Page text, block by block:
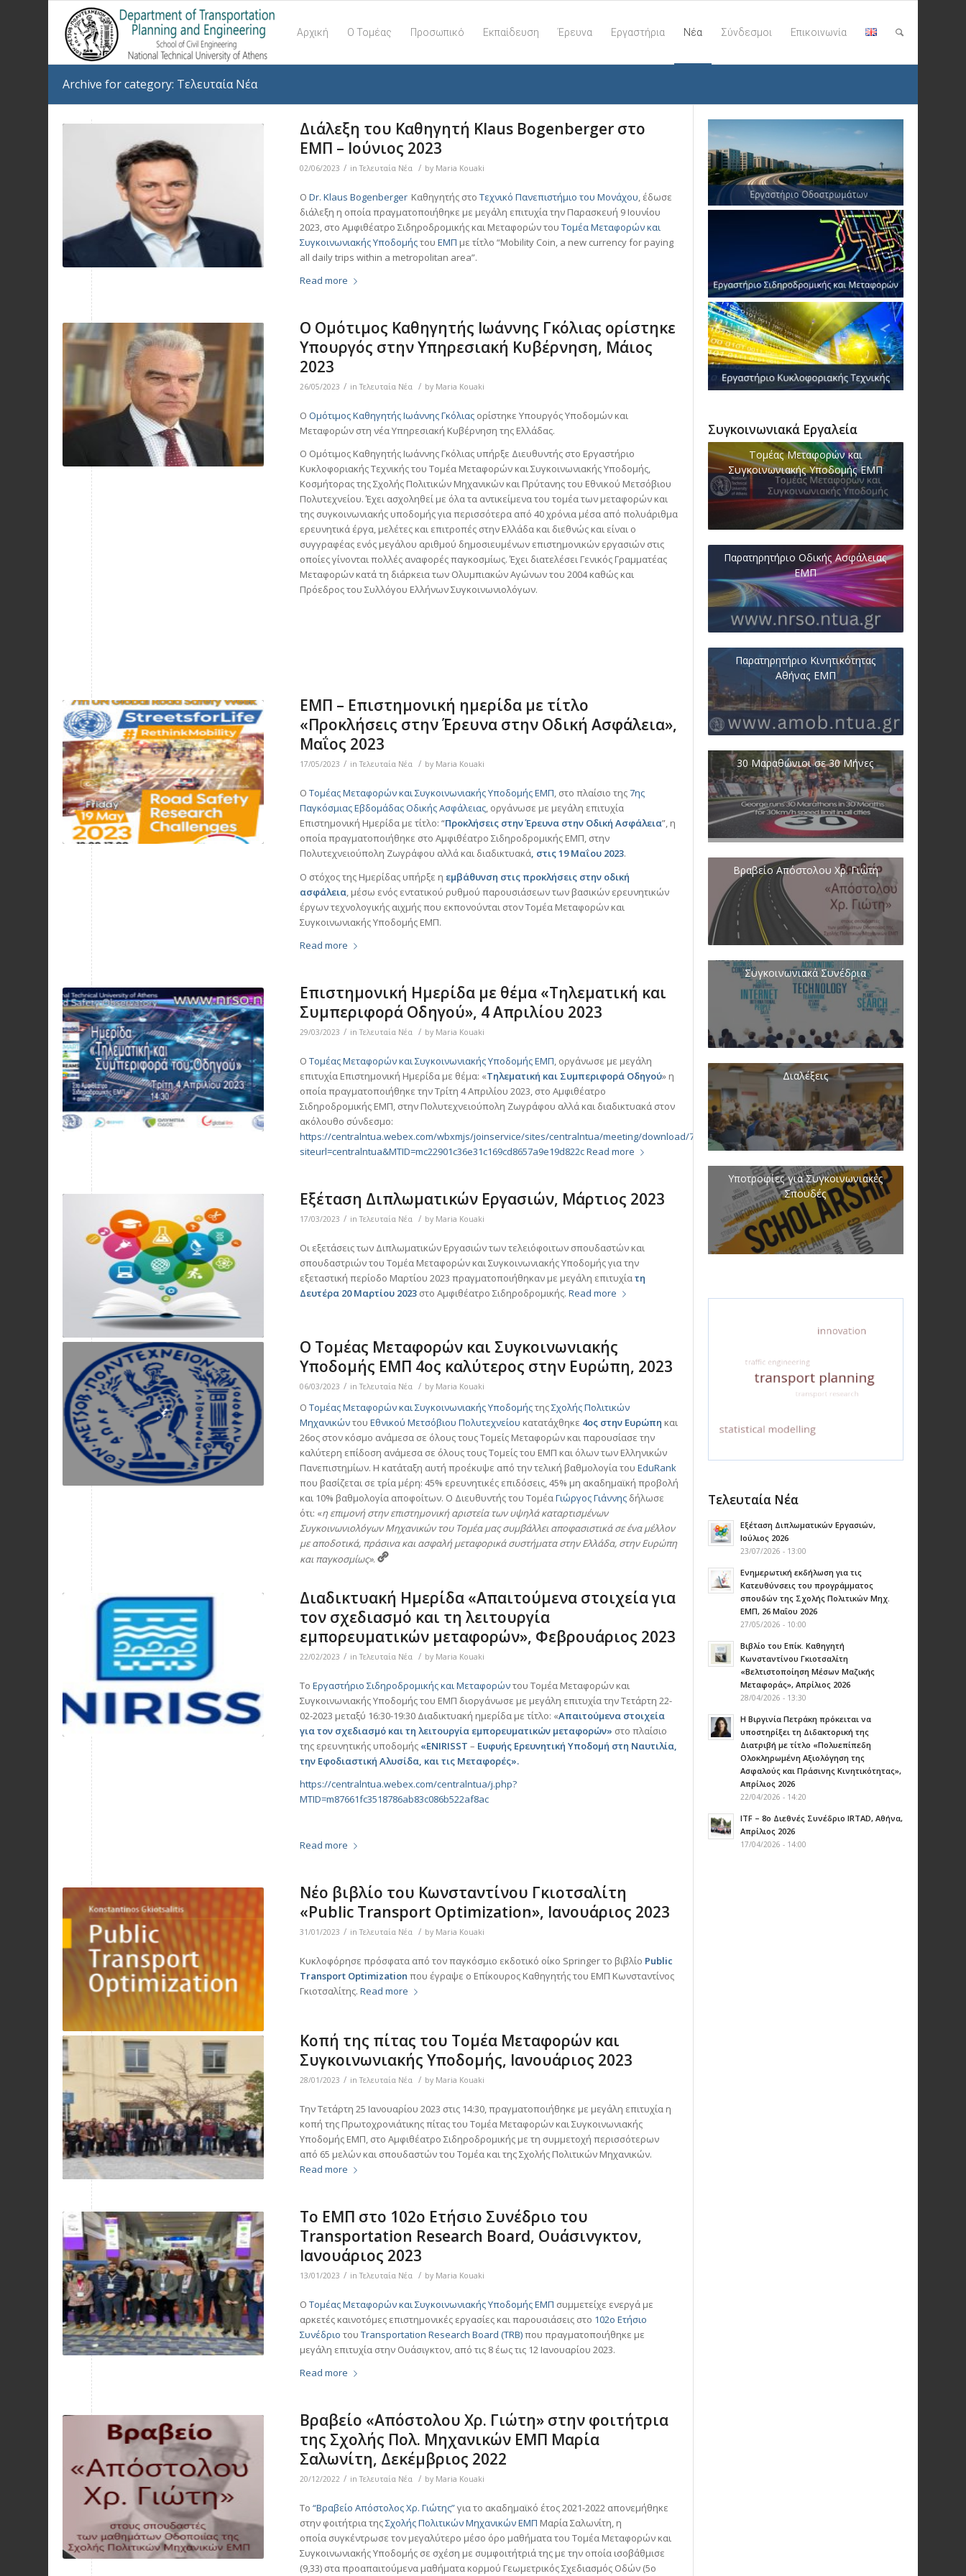
Αρχική Ο Τομέας Προσωπικό Εκπαίδευση Έρευνα Εργαστήρια Νέα Σύνδεσμοι Επικοινωνία
Archive for category: Τελευταία Νέα
Διάλεξη του Καθηγητή Klaus Bogenberger στο
ΕΜΠ – Iούνιος 2023
02/06/2023 / inΤελευταία Νέα / by Maria Kouaki
ΟDr. Klaus Bogenberger Καθηγητής στοΤεχνικό Πανεπιστήμιο του Μονάχου, έδωσε
διάλεξη η οποία πραγματοποιήθηκε με μεγάλη επιτυχία την Παρασκευή 9 Ιουνίου
2023, στο Αμφιθέατρο Σιδηροδρομικής και Μεταφορών τουΤομέα Μεταφορών και
Συγκοινωνιακής ΥποδομήςτουΕΜΠ με τίτλο “Mobility Coin, a new currency for paying
all daily trips within a metropolitan area”.
Read more
O Ομότιμος Καθηγητής Ιωάννης Γκόλιας ορίστηκε
Υπουργός στην Υπηρεσιακή Κυβέρνηση, Μάιος
2023
26/05/2023 / inΤελευταία Νέα / by Maria Kouaki
ΟΟμότιμος Καθηγητής Ιωάννης Γκόλιας ορίστηκε Υπουργός Υποδομών και
Μεταφορών στη νέα Υπηρεσιακή Κυβέρνηση της Ελλάδας.
Ο Ομότιμος Καθηγητής Ιωάννης Γκόλιας υπήρξε Διευθυντής στο Εργαστήριο
Κυκλοφοριακής Τεχνικής του Τομέα Μεταφορών και Συγκοινωνιακής Υποδομής,
Κοσμήτορας της Σχολής Πολιτικών Μηχανικών και Πρύτανης του Εθνικού Μετσόβιου
Πολυτεχνείου. Έχει ασχοληθεί με όλα τα αντικείμενα του τομέα των μεταφορών και
της συγκοινωνιακής υποδομής για περισσότερα από 40 χρόνια μέσα από πολυάριθμα
ερευνητικά έργα, μελέτες και επιτροπές στην Ελλάδα και διεθνώς και είναι ο
συγγραφέας ενός μεγάλου αριθμού δημοσιευμένων επιστημονικών εργασιών στις
οποίες γίνονται πολλές αναφορές παγκοσμίως. Έχει διατελέσει Γενικός Γραμματέας
Μεταφορών κατά τη διάρκεια των Ολυμπιακών Αγώνων του 2004 καθώς και
Πρόεδρος του Συλλόγου Ελλήνων Συγκοινωνιολόγων.
ΕΜΠ – Επιστημονική ημερίδα με τίτλο
«Προκλήσεις στην Έρευνα στην Οδική Ασφάλεια»,
Μαΐος 2023
17/05/2023 / inΤελευταία Νέα / by Maria Kouaki
ΟΤομέας Μεταφορών και Συγκοινωνιακής Υποδομής ΕΜΠ, στο πλαίσιο της7ης
Παγκόσμιας Εβδομάδας Οδικής Ασφάλειας, οργάνωσε με μεγάλη επιτυχία
Επιστημονική Ημερίδα με τίτλο: “Προκλήσεις στην Έρευνα στην Οδική Ασφάλεια”, η
οποία πραγματοποιήθηκε στο Αμφιθέατρο Σιδηροδρομικής ΕΜΠ, στην
Πολυτεχνειούπολη Ζωγράφου αλλά και διαδικτυακά, στις19 Μαΐου 2023.
Ο στόχος της Ημερίδας υπήρξε η εμβάθυνση στις προκλήσεις στην οδική
ασφάλεια , μέσω ενός εντατικού ρυθμού παρουσιάσεων των βασικών ερευνητικών
έργων τεχνολογικής αιχμής που εκπονούνται στον Τομέα Μεταφορών και
Συγκοινωνιακής Υποδομής ΕΜΠ.
Read more
Επιστημονική Ημερίδα με θέμα «Τηλεματική και
Συμπεριφορά Οδηγού», 4 Απριλίου 2023
29/03/2023 / inΤελευταία Νέα / by Maria Kouaki
ΟΤομέας Μεταφορών και Συγκοινωνιακής Υποδομής ΕΜΠ, οργάνωσε με μεγάλη
επιτυχία Επιστημονική Ημερίδα με θέμα: «Τηλεματική και Συμπεριφορά Οδηγού» η
οποία πραγματοποιήθηκε την Τρίτη 4 Απριλίου 2023, στο Αμφιθέατρο
Σιδηροδρομικής ΕΜΠ, στην Πολυτεχνειούπολη Ζωγράφου αλλά και διαδικτυακά στον
ακόλουθο σύνδεσμο:
https://centralntua.webex.com/wbxmjs/joinservice/sites/centralntua/meeting/download/764247dcf2d84520bdf1f583cef8bd96?
siteurl=centralntua&MTID=mc22901c36e31c169cd8657a9e19d822cRead more
Εξέταση Διπλωματικών Εργασιών, Μάρτιος 2023
17/03/2023 / inΤελευταία Νέα / by Maria Kouaki
Οι εξετάσεις των Διπλωματικών Εργασιών των τελειόφοιτων σπουδαστών και
σπουδαστριών του Τομέα Μεταφορών και Συγκοινωνιακής Υποδομής για την
εξεταστική περίοδο Μαρτίου 2023 πραγματοποιήθηκαν με μεγάλη επιτυχίατη
Δευτέρα 20 Μαρτίου 2023 στο Αμφιθέατρο Σιδηροδρομικής.Read more
Ο Τομέας Μεταφορών και Συγκοινωνιακής
Υποδομής ΕΜΠ 4ος καλύτερος στην Ευρώπη, 2023
06/03/2023 / inΤελευταία Νέα / by Maria Kouaki
ΟΤομέας Μεταφορών και Συγκοινωνιακής ΥποδομήςτηςΣχολής Πολιτικών
ΜηχανικώντουΕθνικού Μετσόβιου Πολυτεχνείου κατατάχθηκε 4ος στην Ευρώπη και
26ος στον κόσμο ανάμεσα σε όλους τους Τομείς Μεταφορών και παρουσίασε την
καλύτερη επίδοση ανάμεσα σε όλους τους Τομείς του ΕΜΠ και όλων των Ελληνικών
Πανεπιστημίων. Η κατάταξη αυτή προέκυψε από την τελική βαθμολογία τουEduRank
που βασίζεται σε τρία μέρη: 45% ερευνητικές επιδόσεις, 45% μη ακαδημαϊκή προβολή
και 10% βαθμολογία αποφοίτων. Ο Διευθυντής του ΤομέαΓιώργος Γιάννης δήλωσε
ότι: «η επιμονή στην επιστημονική αριστεία των υψηλά καταρτισμένων
Συγκοινωνιολόγων Μηχανικών του Τομέα μας συμβάλλει αποφασιστικά σε ένα μέλλον
με αποδοτικά, πράσινα και ασφαλή μεταφορικά συστήματα στην Ελλάδα, στην Ευρώπη
και παγκοσμίως».
Διαδικτυακή Ημερίδα «Απαιτούμενα στοιχεία για
τον σχεδιασμό και τη λειτουργία
εμπορευματικών μεταφορών», Φεβρουάριος 2023
22/02/2023 / inΤελευταία Νέα / by Maria Kouaki
ΤοΕργαστήριο Σιδηροδρομικής και Μεταφορώντου Τομέα Μεταφορών και
Συγκοινωνιακής Υποδομής του ΕΜΠ διοργάνωσε με μεγάλη επιτυχία την Τετάρτη 22-
02-2023 μεταξύ 16:30-19:30 Διαδικτυακή ημερίδα με τίτλο: «Απαιτούμενα στοιχεία
για τον σχεδιασμό και τη λειτουργία εμπορευματικών μεταφορών» στο πλαίσιο
της ερευνητικής υποδομής «ENIRISST – Ευφυής Ερευνητική Υποδομή στη Ναυτιλία,
την Εφοδιαστική Αλυσίδα, και τις Μεταφορές».
https://centralntua.webex.com/centralntua/j.php?
MTID=m87661fc3518786ab83c086b522af8ac
Read more
Νέο βιβλίο του Κωνσταντίνου Γκιοτσαλίτη
«Public Transport Optimization», Ιανουάριος 2023
31/01/2023 / inΤελευταία Νέα / by Maria Kouaki
Κυκλοφόρησε πρόσφατα από τον παγκόσμιο εκδοτικό οίκο Springer το βιβλίο Public
Transport Optimization που έγραψε ο Επίκουρος Καθηγητής του ΕΜΠ Κωνσταντίνος
Γκιοτσαλίτης.Read more
Κοπή της πίτας του Τομέα Μεταφορών και
Συγκοινωνιακής Υποδομής, Ιανουάριος 2023
28/01/2023 / inΤελευταία Νέα / by Maria Kouaki
Την Τετάρτη 25 Ιανουαρίου 2023 στις 14:30, πραγματοποιήθηκε με μεγάλη επιτυχία η
κοπή της Πρωτοχρονιάτικης πίτας του Τομέα Μεταφορών και Συγκοινωνιακής
Υποδομής ΕΜΠ, στο Αμφιθέατρο Σιδηροδρομικής με τη συμμετοχή περισσότερων
από 65 μελών και σπουδαστών του Τομέα και της Σχολής Πολιτικών Μηχανικών.
Read more
Το ΕΜΠ στο 102o Ετήσιο Συνέδριο του
Transportation Research Board, Ουάσινγκτον,
Iανουάριος 2023
13/01/2023 / inΤελευταία Νέα / by Maria Kouaki
ΟΤομέας Μεταφορών και Συγκοινωνιακής Υποδομής ΕΜΠ συμμετείχε ενεργά με
αρκετές καινοτόμες επιστημονικές εργασίες και παρουσιάσεις στο 102ο Ετήσιο
ΣυνέδριοτουTransportation Research Board (TRB)που πραγματοποιήθηκε με
μεγάλη επιτυχία στην Ουάσιγκτον, από τις 8 έως τις 12 Ιανουαρίου 2023.
Read more
Βραβείο «Απόστολου Χρ. Γιώτη» στην φοιτήτρια
της Σχολής Πολ. Μηχανικών ΕΜΠ Μαρία
Σαλωνίτη, Δεκέμβριος 2022
20/12/2022 / inΤελευταία Νέα / by Maria Kouaki
Το“Βραβείο Απόστολος Χρ. Γιώτης”για το ακαδημαϊκό έτος 2021-2022 απονεμήθηκε
στην φοιτήτρια τηςΣχολής Πολιτικών Μηχανικών ΕΜΠ Μαρία Σαλωνίτη, η
οποία συγκέντρωσε τον μεγαλύτερο μέσο όρο μαθήματα του Τομέα Μεταφορών και
Συγκοινωνιακής Υποδομής σε σχέση με συμφοιτήτριά της με την οποία ισοβάθμισε
(9,33) στα προαπαιτούμενα μαθήματα κορμού Γεωμετρικός Σχεδιασμός Οδών (5ο
Συγκοινωνιακά Εργαλεία
Τομέας Μεταφορών και
Συγκοινωνιακής Υποδομής ΕΜΠ
Παρατηρητήριο Οδικής Ασφάλειας
ΕΜΠ
Παρατηρητήριο Κινητικότητας
Αθήνας ΕΜΠ
30 Μαραθώνιοι σε 30 Μήνες
Βραβείο Απόστολου Χρ. Γιώτη
Συγκοινωνιακά Συνέδρια
Διαλέξεις
Υποτροφίες για Συγκοινωνιακές
Σπουδές
Τελευταία Νέα
Εξέταση Διπλωματικών Εργασιών,
Ιούλιος 2026
23/07/2026 - 13:00
Ενημερωτική εκδήλωση για τις
Κατευθύνσεις του προγράμματος
σπουδών της Σχολής Πολιτικών Μηχ.
ΕΜΠ, 26 Μαΐου 2026
27/05/2026 - 10:00
Βιβλίο του Επίκ. Καθηγητή
Κωνσταντίνου Γκιοτσαλίτη
«Βελτιστοποίηση Μέσων Μαζικής
Μεταφοράς», Απρίλιος 2026
28/04/2026 - 13:30
Η Βιργινία Πετράκη πρόκειται να
υποστηρίξει τη Διδακτορική της
Διατριβή με τίτλο «Πολυεπίπεδη
Ολοκληρωμένη Αξιολόγηση της
Ασφαλούς και Πράσινης Κινητικότητας»,
Aπρίλιος 2026
22/04/2026 - 14:20
ITF – 8ο Διεθνές Συνέδριο IRTAD, Αθήνα,
Απρίλιος 2026
17/04/2026 - 14:00